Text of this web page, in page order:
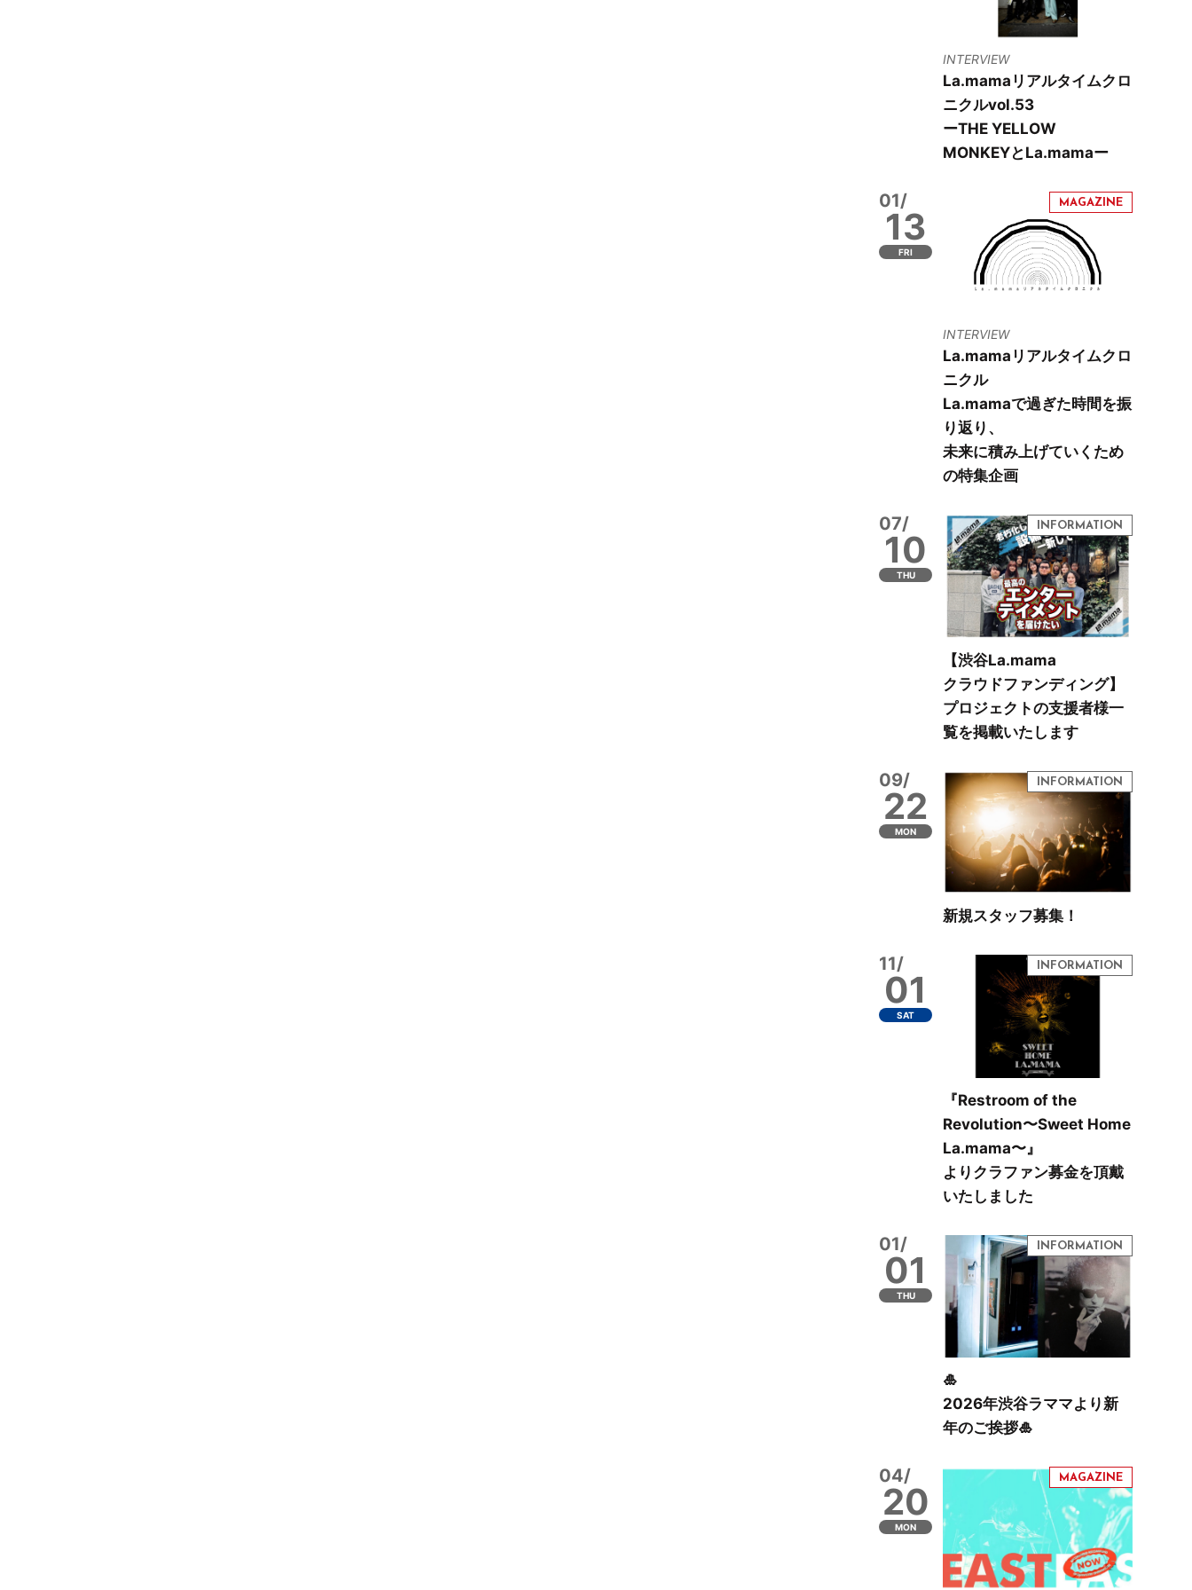
INTERVIEW
La.mamaリアルタイムクロ
ニクルvol.53
ーTHE YELLOW
MONKEYとLa.mamaー
01/
13
FRI
INTERVIEW
La.mamaリアルタイムクロ
ニクル
La.mamaで過ぎた時間を振
り返り、
未来に積み上げていくため
の特集企画
07/
10
THU
【渋谷La.mama
クラウドファンディング】
プロジェクトの支援者様一
覧を掲載いたします
09/
22
MON
新規スタッフ募集！
11/
01
SAT
『Restroom of the
Revolution〜Sweet Home
La.mama〜』
よりクラファン募金を頂戴
いたしました
01/
01
THU
🎍
2026年渋谷ラママより新
年のご挨拶🎍
04/
20
MON